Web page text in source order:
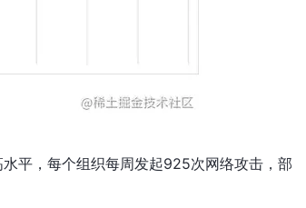
平，每个组织每周发起925次网络攻击，部